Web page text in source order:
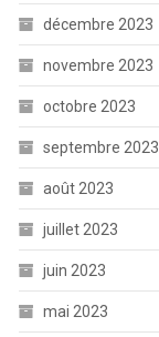
décembre 2023
novembre 2023
octobre 2023
septembre 2023
août 2023
juillet 2023
juin 2023
mai 2023